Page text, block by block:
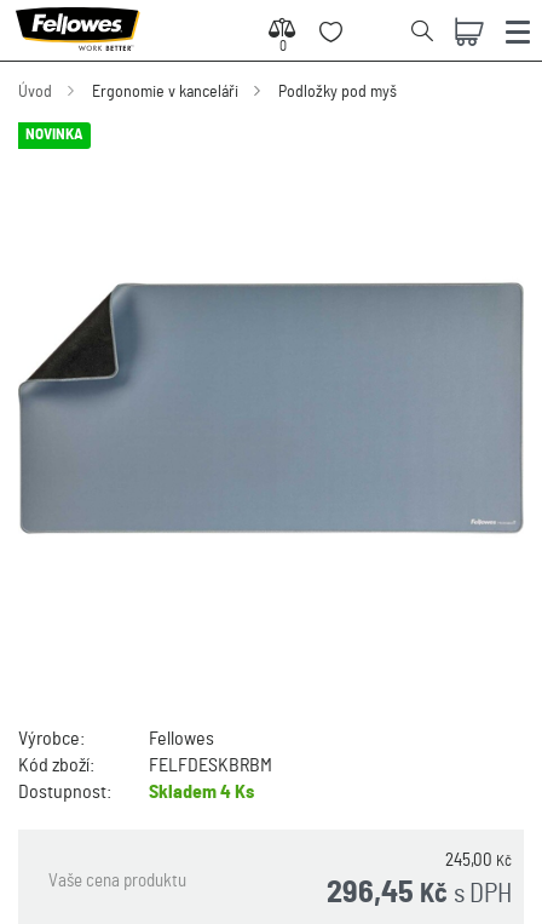
0
0
Úvod Ergonomie v kanceláři Podložky pod myš
NOVINKA
Výrobce:
Fellowes
Kód zboží:
FELFDESKBRBM
Dostupnost:
Skladem4 Ks
Vaše cena produktu
245,00 Kč
s DPH
296,45 Kč